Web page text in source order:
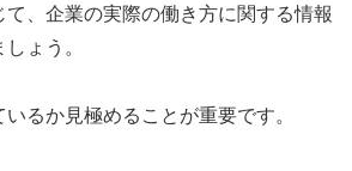
て、企業の実際の働き方に関する情報
ょう。
るか見極めることが重要です。